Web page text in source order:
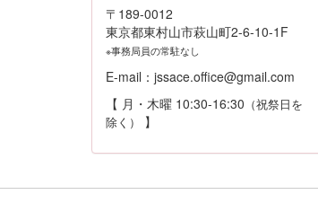
〒189-0012
東京都東村山市萩山町2-6-10-1F
※事務局員の常駐なし
E-mail：jssace.office@gmail.com
【 月・木曜 10:30-16:30 （祝祭日を
除く）
】